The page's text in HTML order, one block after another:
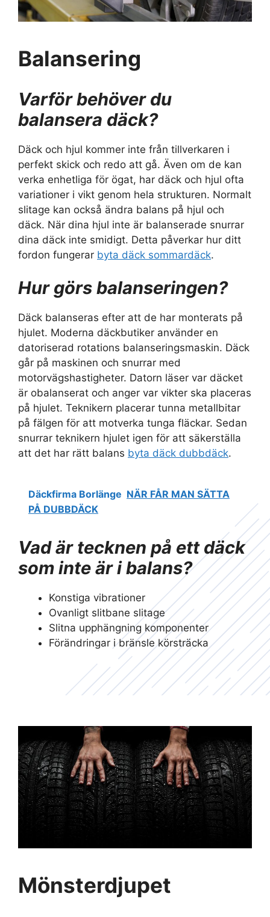
Balansering
Varför behöver du
balansera däck?
Däck och hjul kommer inte från tillverkaren i
perfekt skick och redo att gå. Även om de kan
verka enhetliga för ögat, har däck och hjul ofta
variationer i vikt genom hela strukturen. Normalt
slitage kan också ändra balans på hjul och
däck. När dina hjul inte är balanserade snurrar
dina däck inte smidigt. Detta påverkar hur ditt
fordon fungerar byta däck sommardäck.
Hur görs balanseringen?
Däck balanseras efter att de har monterats på
hjulet. Moderna däckbutiker använder en
datoriserad rotations balanseringsmaskin. Däck
går på maskinen och snurrar med
motorvägshastigheter. Datorn läser var däcket
är obalanserat och anger var vikter ska placeras
på hjulet. Teknikern placerar tunna metallbitar
på fälgen för att motverka tunga fläckar. Sedan
snurrar teknikern hjulet igen för att säkerställa
att det har rätt balans byta däck dubbdäck.
Däckfirma Borlänge NÄR FÅR MAN SÄTTA
PÅ DUBBDÄCK
Vad är tecknen på ett däck
som inte är i balans?
Konstiga vibrationer
Ovanligt slitbane slitage
Slitna upphängning komponenter
Förändringar i bränsle körsträcka
Mönsterdjupet